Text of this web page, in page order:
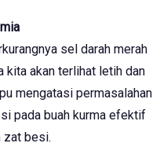
sel darah merah
kita akan terlihat letih dan
mengatasi permasalahan
pada buah kurma efektif
zat besi.